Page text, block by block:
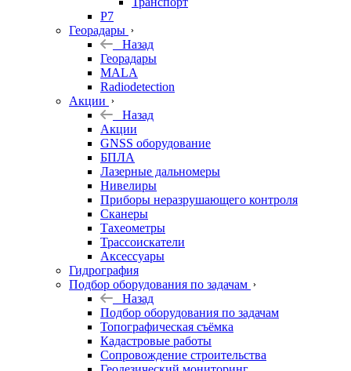
Р7
Георадары
Назад
Георадары
MALA
Radiodetection
Акции
Назад
Акции
GNSS оборудование
БПЛА
Лазерные дальномеры
Нивелиры
Приборы неразрушающего контроля
Сканеры
Тахеометры
Трассоискатели
Аксессуары
Гидрография
Подбор оборудования по задачам
Назад
Подбор оборудования по задачам
Топографическая съёмка
Кадастровые работы
Сопровождение строительства